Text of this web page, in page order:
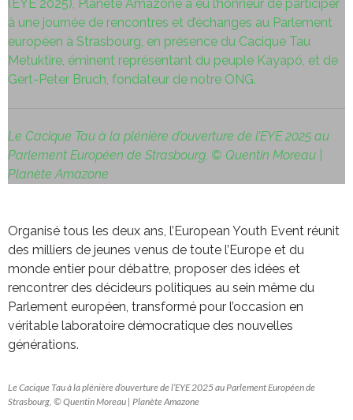
(EYE 2025), Planète Amazone a eu l’honneur de participer
à une journée de rencontres et d’échanges au Parlement
européen à Strasbourg, en présence du Cacique Tau
Metuktire, éminent représentant du peuple Kayapó, et de
Gert-Peter Bruch, fondateur de notre ONG.
Le Cacique Tau à la plénière d’ouverture de l’EYE 2025 au
Parlement Européen de Strasbourg, © Quentin Moreau |
Planète Amazone
Organisé tous les deux ans, l’European Youth Event réunit
des milliers de jeunes venus de toute l’Europe et du
monde entier pour débattre, proposer des idées et
rencontrer des décideurs politiques au sein même du
Parlement européen, transformé pour l’occasion en
véritable laboratoire démocratique des nouvelles
générations.
Le Cacique Tau à la plénière d’ouverture de l’EYE 2025 au Parlement Européen de
Strasbourg, © Quentin Moreau | Planète Amazone